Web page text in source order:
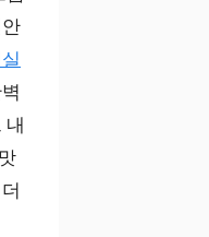
내